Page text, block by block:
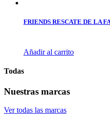
FRIENDS RESCATE DE LA
Añadir al carrito
Todas
Nuestras marcas
Ver todas las marcas